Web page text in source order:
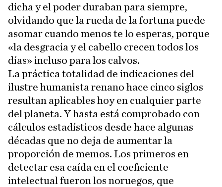
dicha y el poder duraban para siempre,
olvidando que la rueda de la fortuna puede
asomar cuando menos te lo esperas, porque
«la desgracia y el cabello crecen todos los
días» incluso para los calvos.
La práctica totalidad de indicaciones del
ilustre humanista renano hace cinco siglos
resultan aplicables hoy en cualquier parte
del planeta. Y hasta está comprobado con
cálculos estadísticos desde hace algunas
décadas que no deja de aumentar la
proporción de memos. Los primeros en
detectar esa caída en el coeficiente
intelectual fueron los noruegos, que